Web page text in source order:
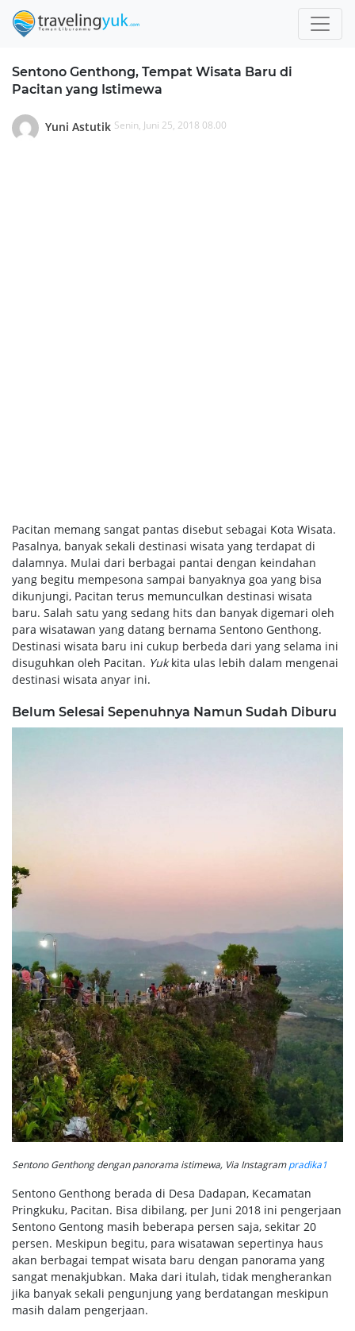
Sentono Genthong, Tempat Wisata Baru di
Pacitan yang Istimewa
Yuni Astutik Senin, Juni 25, 2018 08.00
Pacitan memang sangat pantas disebut sebagai Kota Wisata.
Pasalnya, banyak sekali destinasi wisata yang terdapat di
dalamnya. Mulai dari berbagai pantai dengan keindahan
yang begitu mempesona sampai banyaknya goa yang bisa
dikunjungi, Pacitan terus memunculkan destinasi wisata
baru. Salah satu yang sedang hits dan banyak digemari oleh
para wisatawan yang datang bernama Sentono Genthong.
Destinasi wisata baru ini cukup berbeda dari yang selama ini
disuguhkan oleh Pacitan. Yukkita ulas lebih dalam mengenai
destinasi wisata anyar ini.
Belum Selesai Sepenuhnya Namun Sudah Diburu
Sentono Genthong dengan panorama istimewa, Via Instagrampradika1
Sentono Genthong berada di Desa Dadapan, Kecamatan
Pringkuku, Pacitan. Bisa dibilang, per Juni 2018 ini pengerjaan
Sentono Gentong masih beberapa persen saja, sekitar 20
persen. Meskipun begitu, para wisatawan sepertinya haus
akan berbagai tempat wisata baru dengan panorama yang
sangat menakjubkan. Maka dari itulah, tidak mengherankan
jika banyak sekali pengunjung yang berdatangan meskipun
masih dalam pengerjaan.